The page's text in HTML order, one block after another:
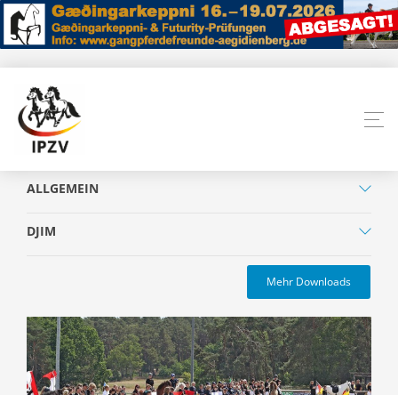
ALLGEMEIN
DJIM
Mehr Downloads